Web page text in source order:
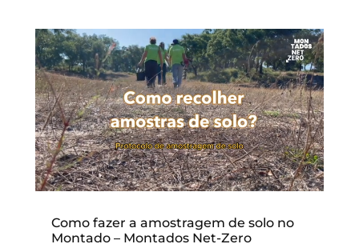
Como fazer a amostragem de solo no
Montado – Montados Net-Zero